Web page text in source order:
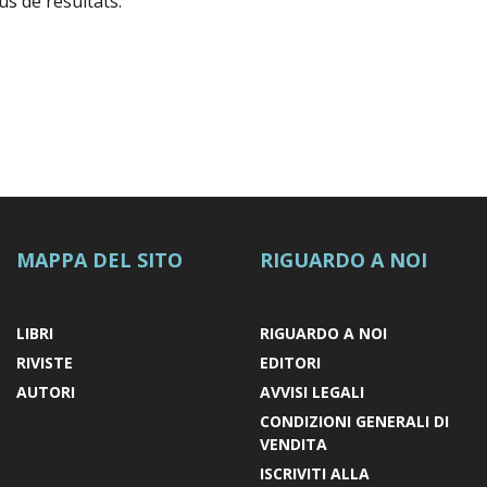
MAPPA DEL SITO
LIBRI
RIVISTE
AUTORI
RIGUARDO A NOI
RIGUARDO A NOI
EDITORI
AVVISI LEGALI
CONDIZIONI GENERALI DI
VENDITA
ISCRIVITI ALLA